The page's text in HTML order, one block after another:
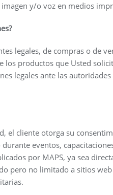
y/o voz en medios
legales, de compras o de
productos que Usted
legales ante las
el cliente otorga su
eventos,
por MAPS, ya sea
pero no limitado a sitios